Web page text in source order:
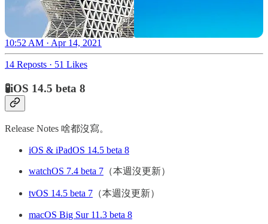
10:52 AM · Apr 14, 2021
14 Reposts · 51 Likes
🧪iOS 14.5 beta 8
Release Notes 啥都沒寫。
iOS & iPadOS 14.5 beta 8
watchOS 7.4 beta 7 （本週沒更新）
tvOS 14.5 beta 7 （本週沒更新）
macOS Big Sur 11.3 beta 8